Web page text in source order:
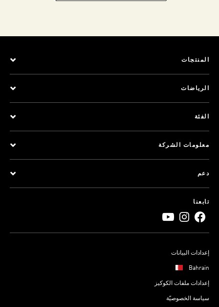
المنتجات
الرياضات
الفئة
معلومات الشركة
دعم
تابعنا
إعدادات البيانات
Bahrain
إعدادات ملفات الكوكيز
سياسة الخصوصيّة